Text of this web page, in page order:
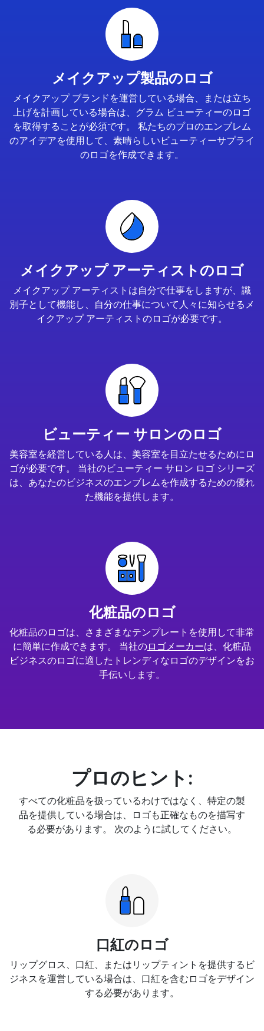
メイクアップ製品のロゴ
メイクアップ ブランドを運営している場合、または立ち
上げを計画している場合は、グラム ビューティーのロゴ
を取得することが必須です。 私たちのプロのエンブレム
のアイデアを使用して、素晴らしいビューティーサプライ
のロゴを作成できます。
メイクアップ アーティストのロゴ
メイクアップ アーティストは自分で仕事をしますが、識
別子として機能し、自分の仕事について人々に知らせるメ
イクアップ アーティストのロゴが必要です。
ビューティー サロンのロゴ
美容室を経営している人は、美容室を目立たせるためにロ
ゴが必要です。 当社のビューティー サロン ロゴ シリーズ
は、あなたのビジネスのエンブレムを作成するための優れ
た機能を提供します。
化粧品のロゴ
化粧品のロゴは、さまざまなテンプレートを使用して非常
に簡単に作成できます。 当社のロゴメーカーは、化粧品
ビジネスのロゴに適したトレンディなロゴのデザインをお
手伝いします。
プロのヒント:
すべての化粧品を扱っているわけではなく、特定の製
品を提供している場合は、ロゴも正確なものを描写す
る必要があります。 次のように試してください。
口紅のロゴ
リップグロス、口紅、またはリップティントを提供するビ
ジネスを運営している場合は、口紅を含むロゴをデザイン
する必要があります。